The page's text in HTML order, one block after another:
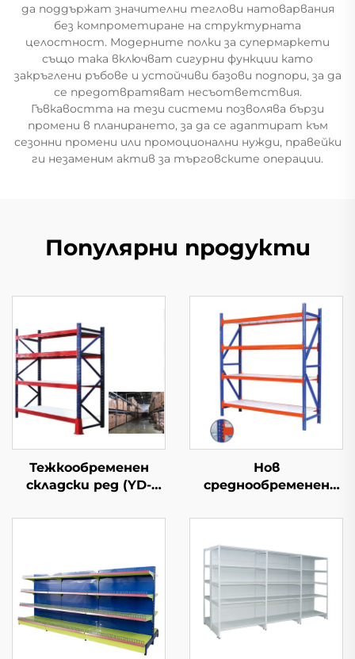
да поддържат значителни теглови натоварвания
без компрометиране на структурната
целостност. Модерните полки за супермаркети
също така включват сигурни функции като
закръглени ръбове и устойчиви базови подпори, за да
се предотвратяват несъответствия.
Гъвкавостта на тези системи позволява бързи
промени в планирането, за да се адаптират към
сезонни промени или промоционални нужди, правейки
ги незаменим актив за търговските операции.
Популярни продукти
Тежкообременен
складски ред (YD-
Нов
среднообременен